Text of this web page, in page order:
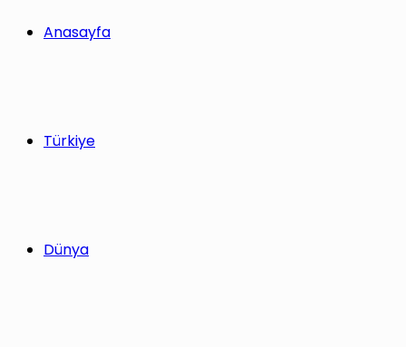
Anasayfa
Türkiye
Dünya